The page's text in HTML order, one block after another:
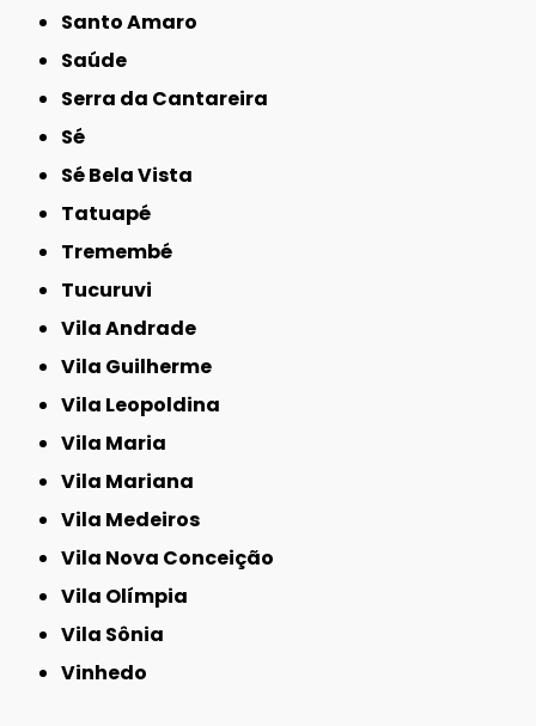
Santo Amaro
Saúde
Serra da Cantareira
Sé
Sé Bela Vista
Tatuapé
Tremembé
Tucuruvi
Vila Andrade
Vila Guilherme
Vila Leopoldina
Vila Maria
Vila Mariana
Vila Medeiros
Vila Nova Conceição
Vila Olímpia
Vila Sônia
Vinhedo